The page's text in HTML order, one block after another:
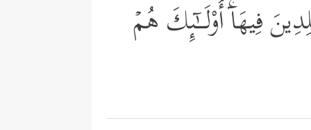
فِیهَاۤۚ أُوْلَــٰۤىِٕكَ هُمۡ